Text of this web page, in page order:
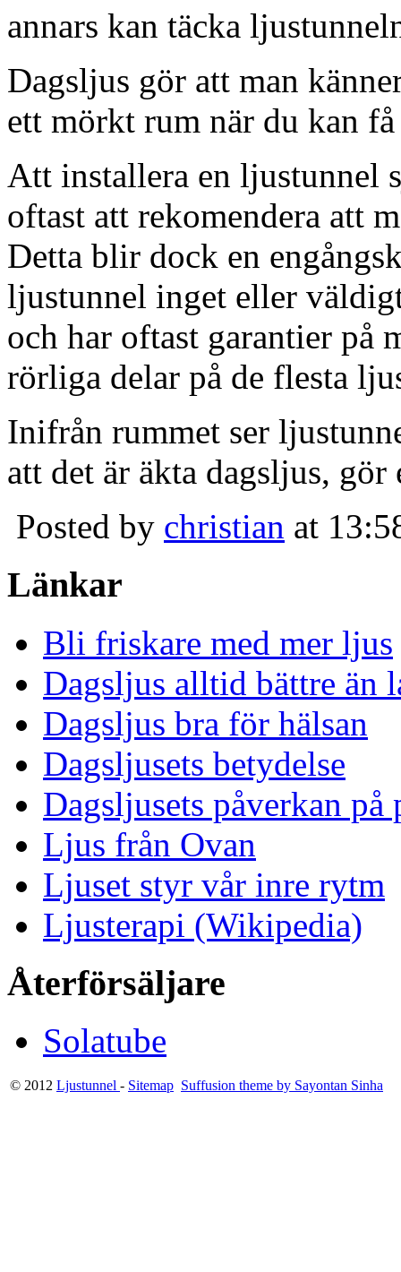
annars kan täcka
Dagsljus gör att man
ett mörkt rum när du kan
Att installera en ljustunnel
oftast att rekomendera att
Detta blir dock en
ljustunnel inget eller
och har oftast garantier på
rörliga delar på de flesta
Inifrån rummet ser
att det är äkta dagsljus,
Posted by christian at
Länkar
Bli friskare med mer ljus
Dagsljus alltid bättre än
Dagsljus bra för hälsan
Dagsljusets betydelse
Dagsljusets påverkan på
Ljus från Ovan
Ljuset styr vår inre rytm
Ljusterapi (Wikipedia)
Återförsäljare
Solatube
© 2012 Ljustunnel - Sitemap Suffusion theme by Sayontan Sinha